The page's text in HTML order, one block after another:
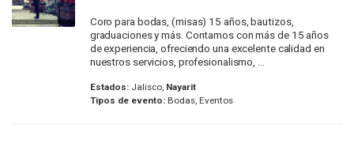
Coro para bodas, (misas) 15 años, bautizos,
graduaciones y más. Contamos con más de 15 años
de experiencia, ofreciendo una excelente calidad en
nuestros servicios, profesionalismo, ...
Estados:Jalisco, Nayarit
Tipos de evento:Bodas, Eventos